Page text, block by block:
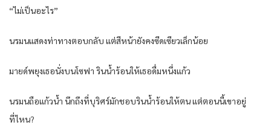
“ไม่เป็นอะไร”
นรมนแสดงท่าทางตอบกลับ แต่สีหน้ายังคงซีดเซียวเล็กน้อย
มายด์พยุงเธอนั่งบนโซฟา รินน้ำร้อนให้เธอดื่มหนึ่งแก้ว
นรมนถือแก้วน้ำ นึกถึงที่บุริศร์มักชอบรินน้ำร้อนให้ตน แต่ตอนนี้เขาอยู่
ที่ไหน?